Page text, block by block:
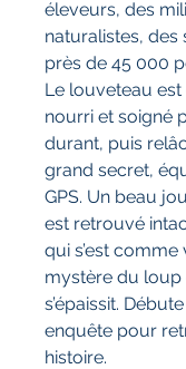
éleveurs, des
naturalistes, des
près de 45 000
Le louveteau
nourri et soigné
durant, puis
grand secret,
GPS. Un beau
est retrouvé
qui s’est comme
mystère du loup
s’épaissit.
enquête pour
histoire.